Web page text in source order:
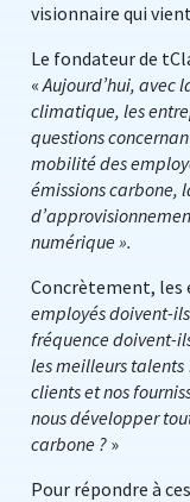
visionnaire qui
Le fondateur de
«Aujourd’hui, avec
climatique, les
questions
mobilité des
émissions carbone,
numérique ».
Concrètement, les
employés doivent-
fréquence doivent-
les meilleurs talents
clients et nos
nous développer
carbone ? »
Pour répondre à